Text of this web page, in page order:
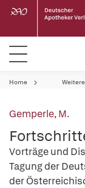
Home
Gemperle, M.
Vorträge und
Tagung der
der